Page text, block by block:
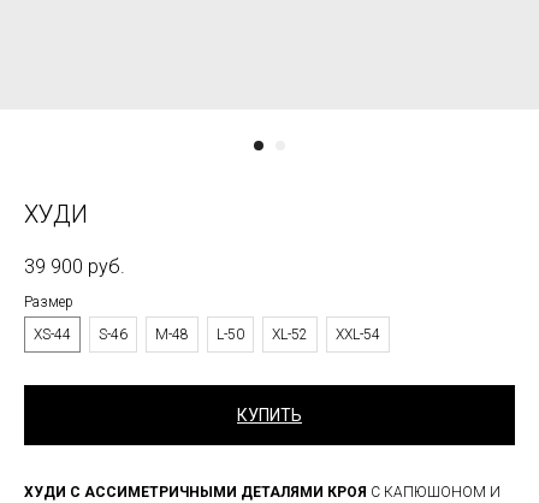
ХУДИ
39 900 руб.
Размер
XS-44
S-46 M-48 L-50 XL-52 XXL-54
КУПИТЬ
ХУДИ С АССИМЕТРИЧНЫМИ ДЕТАЛЯМИ КРОЯ С КАПЮШОНОМ И